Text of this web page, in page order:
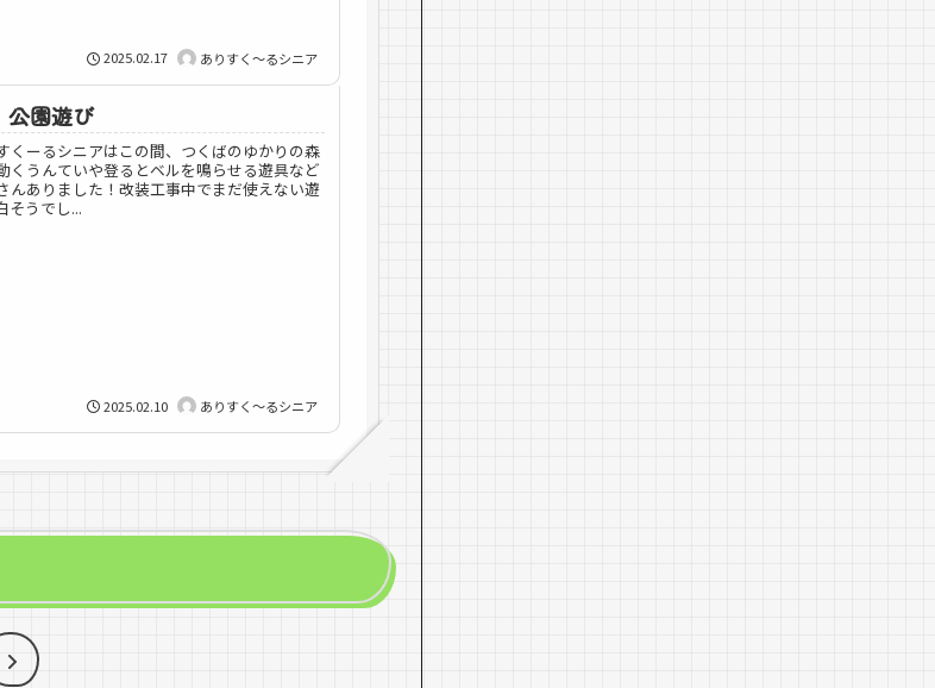
2025.02.17 ありすく～るシニア
園遊び
くーるシニアはこの間、つくばのゆかりの森
くうんていや登るとベルを鳴らせる遊具など
んありました！改装工事中でまだ使えない遊
そうでし...
2025.02.10 ありすく～るシニア
次